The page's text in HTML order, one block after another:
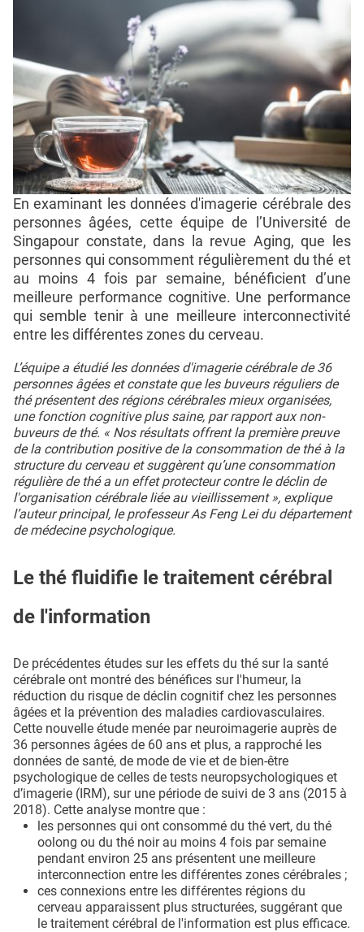
En examinant les données d'imagerie cérébrale des
personnes âgées, cette équipe de l’Université de
Singapour constate, dans la revue Aging, que les
personnes qui consomment régulièrement du thé et
au moins 4 fois par semaine, bénéficient d’une
meilleure performance cognitive. Une performance
qui semble tenir à une meilleure interconnectivité
entre les différentes zones du cerveau.
L’équipe a étudié les données d'imagerie cérébrale de 36
personnes âgées et constate que les buveurs réguliers de
thé présentent des régions cérébrales mieux organisées,
une fonction cognitive plus saine, par rapport aux non-
buveurs de thé. « Nos résultats offrent la première preuve
de la contribution positive de la consommation de thé à la
structure du cerveau et suggèrent qu’une consommation
régulière de thé a un effet protecteur contre le déclin de
l'organisation cérébrale liée au vieillissement », explique
l’auteur principal, le professeur As Feng Lei du département
de médecine psychologique.
Le thé fluidifie le traitement cérébral
de l'information
De précédentes études sur les effets du thé sur la santé
cérébrale ont montré des bénéfices sur l'humeur, la
réduction du risque de déclin cognitif chez les personnes
âgées et la prévention des maladies cardiovasculaires.
Cette nouvelle étude menée par neuroimagerie auprès de
36 personnes âgées de 60 ans et plus, a rapproché les
données de santé, de mode de vie et de bien-être
psychologique de celles de tests neuropsychologiques et
d’imagerie (IRM), sur une période de suivi de 3 ans (2015 à
2018). Cette analyse montre que :
les personnes qui ont consommé du thé vert, du thé
oolong ou du thé noir au moins 4 fois par semaine
pendant environ 25 ans présentent une meilleure
interconnection entre les différentes zones cérébrales ;
ces connexions entre les différentes régions du
cerveau apparaissent plus structurées, suggérant que
le traitement cérébral de l'information est plus efficace.